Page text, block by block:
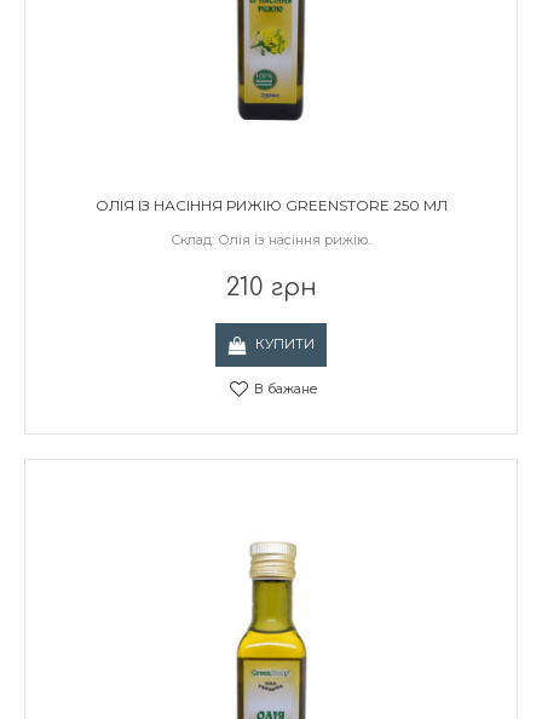
ОЛІЯ ІЗ НАСІННЯ РИЖІЮ GREENSTORE 250 МЛ
Склад: Олія із насіння рижію..
210 грн
КУПИТИ
В бажане